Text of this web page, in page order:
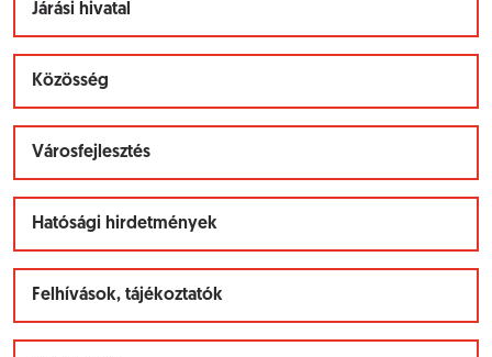
Járási hivatal
Közösség
Városfejlesztés
Hatósági hirdetmények
Felhívások, tájékoztatók